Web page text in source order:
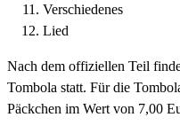
Verschiedenes
Lied
Nach dem offiziellen Teil
Tombola statt. Für die
Päckchen im Wert von 7,00